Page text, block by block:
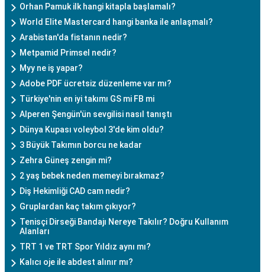
Orhan Pamuk ilk hangi kitapla başlamalı?
World Elite Mastercard hangi banka ile anlaşmalı?
Arabistan'da fistanın nedir?
Metpamid Primsel nedir?
Myy ne iş yapar?
Adobe PDF ücretsiz düzenleme var mı?
Türkiye'nin en iyi takımı GS mi FB mi
Alperen Şengün'ün sevgilisi nasıl tanıştı
Dünya Kupası voleybol 3'de kim oldu?
3 Büyük Takımın borcu ne kadar
Zehra Güneş zengin mi?
2 yaş bebek neden memeyi bırakmaz?
Diş Hekimliği CAD cam nedir?
Gruplardan kaç takım çıkıyor?
Tenisçi Dirseği Bandajı Nereye Takılır? Doğru Kullanım
Alanları
TRT 1 ve TRT Spor Yıldız aynı mı?
Kalıcı oje ile abdest alınır mı?